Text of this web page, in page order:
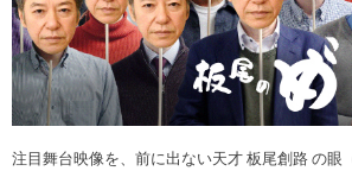
注目舞台映像を、前に出ない天才 板尾創路 の眼